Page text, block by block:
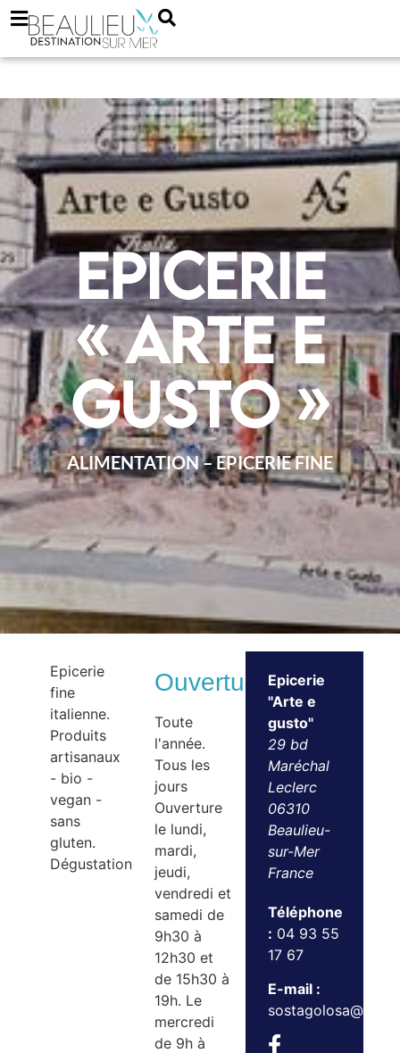
Epicerie
« Arte e
gusto »
ALIMENTATION – EPICERIE FINE
Epicerie
fine
italienne.
Produits
artisanaux
- bio -
vegan -
sans
gluten.
Dégustation
Ouvertures
Toute
l'année.
Tous les
jours
Ouverture
le lundi,
mardi,
jeudi,
vendredi et
samedi de
9h30 à
12h30 et
de 15h30 à
19h. Le
mercredi
de 9h à
Epicerie
"Arte e
gusto"
29 bd
Maréchal
Leclerc
06310
Beaulieu-
sur-Mer
France
Téléphone
: 04 93 55
17 67
E-mail :